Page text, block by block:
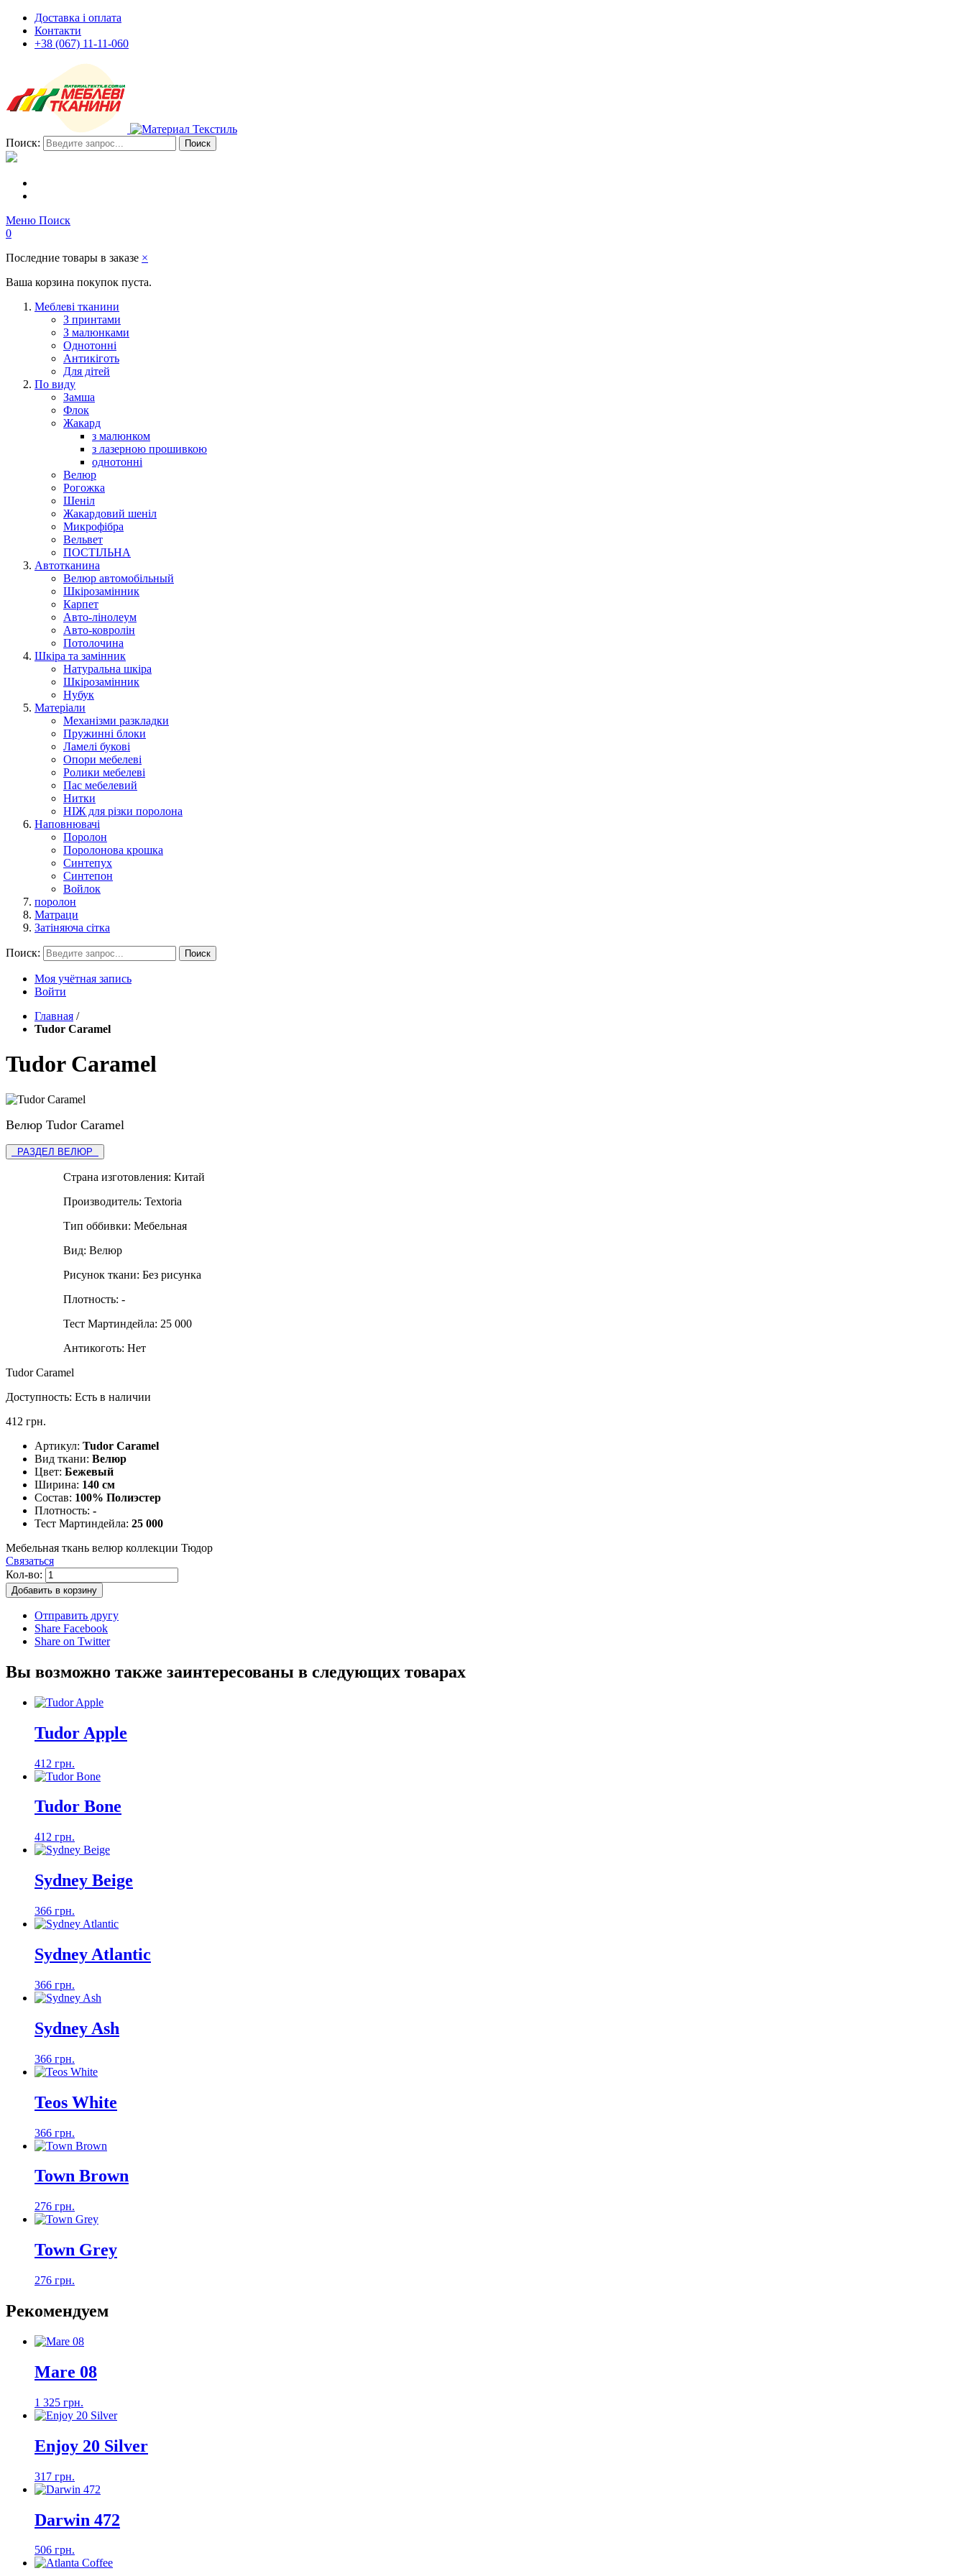
Доставка і оплата
Контакти
+38 (067) 11-11-060
Поиск: Поиск
Меню Поиск
0
Последние товары в заказе ×
Ваша корзина покупок пуста.
Меблеві тканини
З принтами
З малюнками
Однотонні
Антикіготь
Для дітей
По виду
Замша
Флок
Жакард
з малюнком
з лазерною прошивкою
однотонні
Велюр
Рогожка
Шеніл
Жакардовий шеніл
Микрофібра
Вельвет
ПОСТІЛЬНА
Автотканина
Велюр автомобільный
Шкірозамінник
Карпет
Авто-лінолеум
Авто-ковролін
Потолочина
Шкіра та замінник
Натуральна шкіра
Шкірозамінник
Нубук
Матеріали
Механізми разкладки
Пружинні блоки
Ламелі букові
Опори мебелеві
Ролики мебелеві
Пас мебелевий
Нитки
НІЖ для різки поролона
Наповнювачі
Поролон
Поролонова крошка
Синтепух
Синтепон
Войлок
поролон
Матраци
Затіняюча сітка
Поиск: Поиск
Моя учётная запись
Войти
Главная /
Tudor Caramel
Tudor Caramel
Велюр Tudor Caramel
РАЗДЕЛ ВЕЛЮР
Страна изготовления: Китай
Производитель: Textoria
Тип оббивки: Мебельная
Вид: Велюр
Рисунок ткани: Без рисунка
Плотность: -
Тест Мартиндейла: 25 000
Антикоготь: Нет
Tudor Caramel
Доступность: Есть в наличии
412 грн.
Артикул: Tudor Caramel
Вид ткани: Велюр
Цвет: Бежевый
Ширина: 140 см
Состав: 100% Полиэстер
Плотность: -
Тест Мартиндейла: 25 000
Мебельная ткань велюр коллекции Тюдор
Связаться
Кол-во:
Добавить в корзину
Отправить другу
Share Facebook
Share on Twitter
Вы возможно также заинтересованы в следующих товарах
Tudor Apple
412 грн.
Tudor Bone
412 грн.
Sydney Beige
366 грн.
Sydney Atlantic
366 грн.
Sydney Ash
366 грн.
Teos White
366 грн.
Town Brown
276 грн.
Town Grey
276 грн.
Рекомендуем
Mare 08
1 325 грн.
Enjoy 20 Silver
317 грн.
Darwin 472
506 грн.